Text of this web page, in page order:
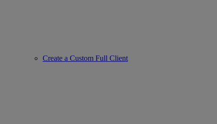
Create a Custom Full Client